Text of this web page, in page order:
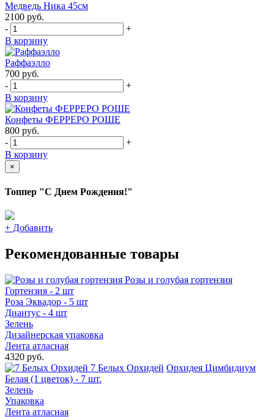
Медведь Ника 45см
2100 руб.
-
+
В корзину
Раффаэлло
700 руб.
-
+
В корзину
Конфеты ФЕРРЕРО РОШЕ
800 руб.
-
+
В корзину
×
Топпер "С Днем Рождения!"
+ Добавить
Рекомендованные товары
Розы и голубая гортензия
Гортензия - 2 шт
Роза Эквадор - 5 шт
Диантус - 4 шт
Зелень
Дизайнерская упаковка
Лента атласная
4320 руб.
7 Белых Орхидей Орхидея Цимбидиум
Белая (1 цветок) - 7 шт.
Зелень
Упаковка
Лента атласная